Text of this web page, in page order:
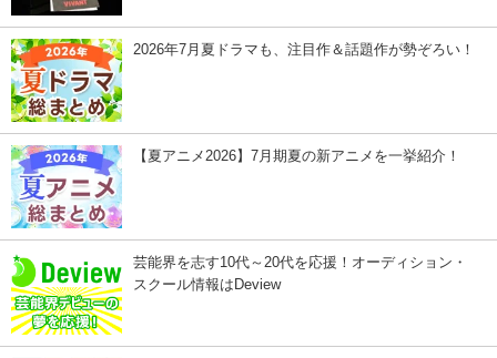
2026年7月夏ドラマも、注目作＆話題作が勢ぞろい！
【夏アニメ2026】7月期夏の新アニメを一挙紹介！
芸能界を志す10代～20代を応援！オーディション・
スクール情報はDeview